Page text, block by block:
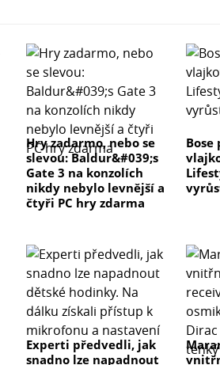
Hry zadarmo, nebo se
slevou: Baldur&#039;s
Gate 3 na konzolích
nikdy nebylo levnější a
čtyři PC hry zdarma
Bose
Experti předvedli, jak
snadno lze napadnout